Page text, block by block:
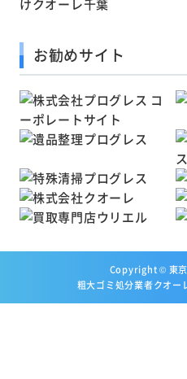
お勧めサイト
Copyright © 東
粗大ゴミ処分業者クオー